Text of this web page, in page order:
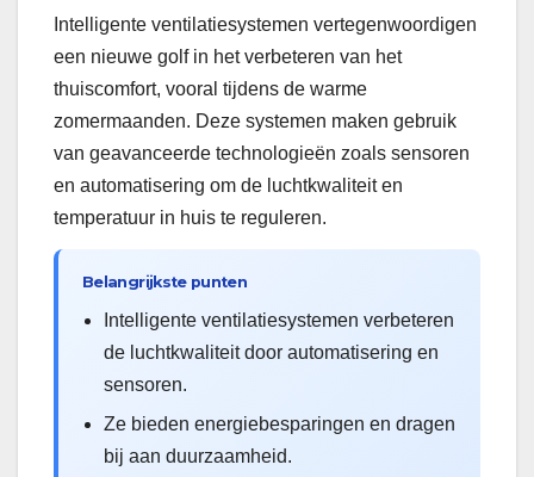
Intelligente ventilatiesystemen vertegenwoordigen
een nieuwe golf in het verbeteren van het
thuiscomfort, vooral tijdens de warme
zomermaanden. Deze systemen maken gebruik
van geavanceerde technologieën zoals sensoren
en automatisering om de luchtkwaliteit en
temperatuur in huis te reguleren.
Belangrijkste punten
Intelligente ventilatiesystemen verbeteren
de luchtkwaliteit door automatisering en
sensoren.
Ze bieden energiebesparingen en dragen
bij aan duurzaamheid.